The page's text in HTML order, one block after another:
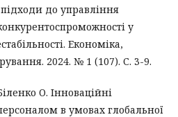
до управління
у
Економіка,
2024. № 1 (107). С. 3-9.
О. Інноваційні
в умовах глобальної